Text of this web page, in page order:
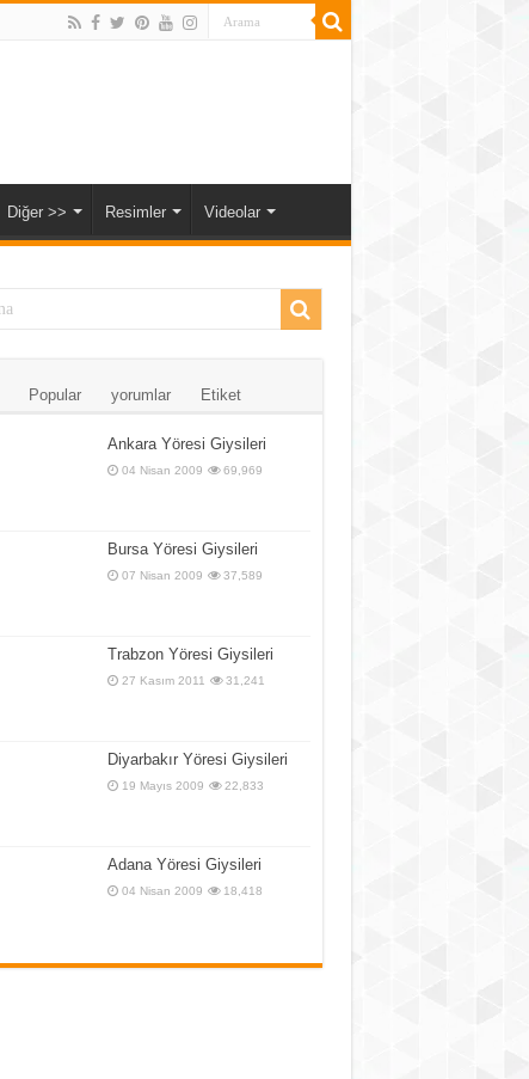
Diğer >> Resimler Videolar
Popular yorumlar Etiket
Ankara Yöresi Giysileri
04 Nisan 2009 69,969
Bursa Yöresi Giysileri
07 Nisan 2009 37,589
Trabzon Yöresi Giysileri
27 Kasım 2011 31,241
Diyarbakır Yöresi Giysileri
19 Mayıs 2009 22,833
Adana Yöresi Giysileri
04 Nisan 2009 18,418